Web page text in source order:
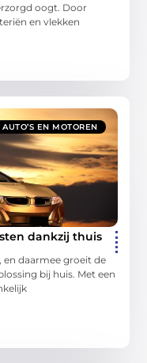
oogt. Door
en vlekken
AUTO’S EN MOTOREN
dankzij thuis
daarmee groeit de
bij huis. Met een